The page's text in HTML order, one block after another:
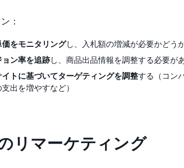
：
をモニタリングし、入札額の増減が必要かどう
ン率を追跡し、商品出品情報を調整する必要が
トに基づいてターゲティングを調整する（コン
出を増やすなど）
リマーケティング